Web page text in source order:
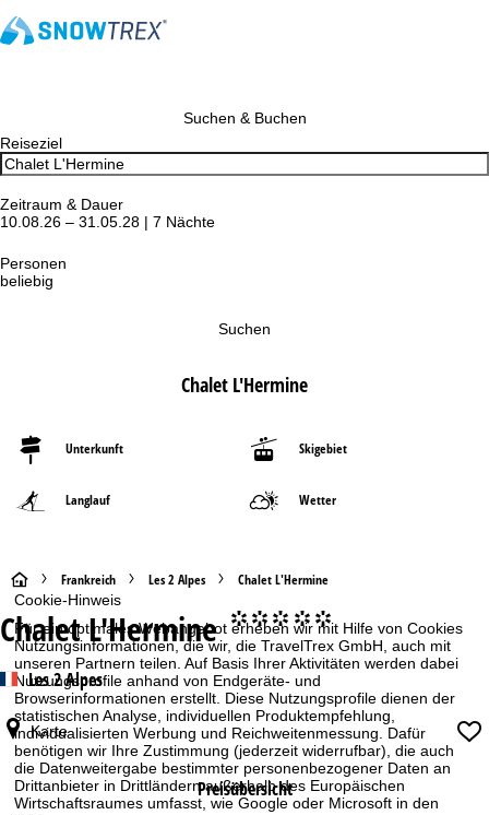
Cookie-Hinweis
Für ein optimales Webangebot erheben wir mit Hilfe von Cookies
Nutzungsinformationen, die wir, die TravelTrex GmbH, auch mit
unseren Partnern teilen. Auf Basis Ihrer Aktivitäten werden dabei
Nutzungsprofile anhand von Endgeräte- und
Browserinformationen erstellt. Diese Nutzungsprofile dienen der
statistischen Analyse, individuellen Produktempfehlung,
individualisierten Werbung und Reichweitenmessung. Dafür
benötigen wir Ihre Zustimmung (jederzeit widerrufbar), die auch
die Datenweitergabe bestimmter personenbezogener Daten an
Drittanbieter in Drittländern außerhalb des Europäischen
Wirtschaftsraumes umfasst, wie Google oder Microsoft in den
Suchen & Buchen
Reiseziel
Zeitraum & Dauer
10.08.26 – 31.05.28 | 7 Nächte
Personen
beliebig
Suchen
Chalet L'Hermine
Unterkunft Skigebiet
Langlauf Wetter
S
t
a
r
t
s
Frankreich Les 2 Alpes Chalet L'Hermine
Chalet L'Hermine °°°°°
Les 2 Alpes
Karte
Preisübersicht